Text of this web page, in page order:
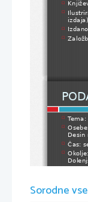


izdaja)




Desin
 Čas:

Sorodne